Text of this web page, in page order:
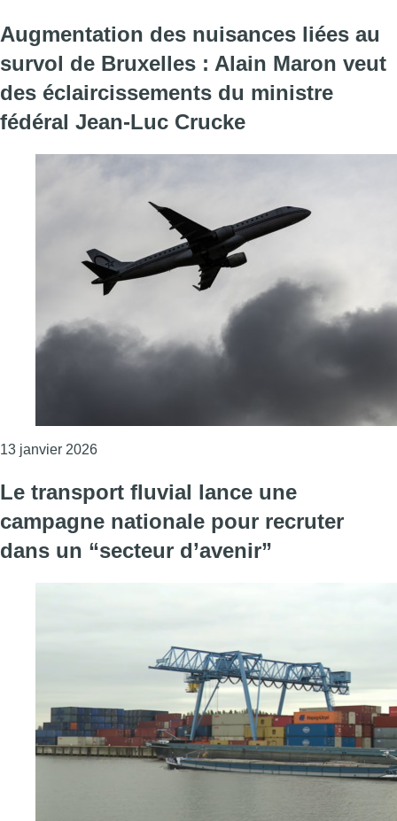
Augmentation des nuisances liées au
survol de Bruxelles : Alain Maron veut
des éclaircissements du ministre
fédéral Jean-Luc Crucke
13 janvier 2026Consulter l'article "Augmentation des
Le transport fluvial lance une
campagne nationale pour recruter
dans un “secteur d’avenir”